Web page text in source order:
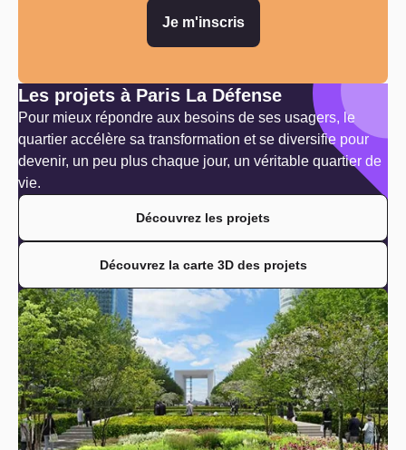
Je m'inscris
Les projets à Paris La Défense
Pour mieux répondre aux besoins de ses usagers, le
quartier accélère sa transformation et se diversifie pour
devenir, un peu plus chaque jour, un véritable quartier de
vie.
Découvrez les projets
Découvrez la carte 3D des projets